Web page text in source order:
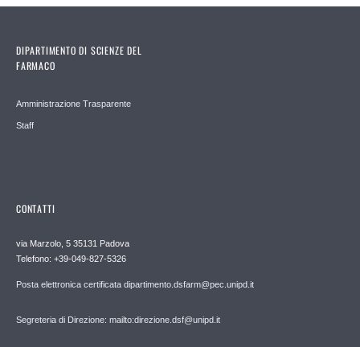
DIPARTIMENTO DI SCIENZE DEL
FARMACO
Amministrazione Trasparente
Staff
CONTATTI
via Marzolo, 5 35131 Padova
Telefono: +39-049-827-5326
Posta elettronica certificata dipartimento.dsfarm@pec.unipd.it
Segreteria di Direzione: mailto:direzione.dsf@unipd.it